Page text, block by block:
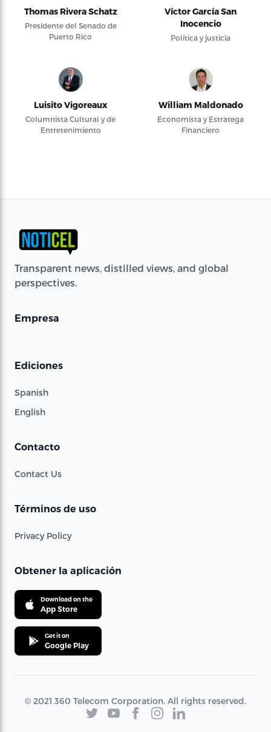
Thomas Rivera Schatz
Presidente del Senado de
Puerto Rico
Víctor García San
Inocencio
Política y justicia
Luisito Vigoreaux
Columnista Cultural y de
Entretenimiento
William Maldonado
Economista y Estratega
Financiero
Transparent news, distilled views, and global
perspectives.
Empresa
Ediciones
Spanish
English
Contacto
Contact Us
Términos de uso
Privacy Policy
Obtener la aplicación
Download on the
App Store
Get it on
Google Play
© 2021 360 Telecom Corporation. All rights reserved.